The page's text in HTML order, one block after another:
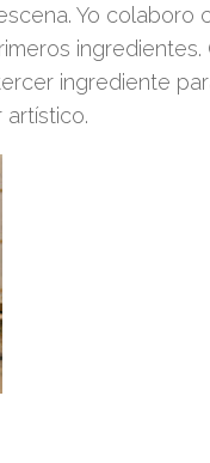
Yo colaboro
ingredientes.
ingrediente
artístico.